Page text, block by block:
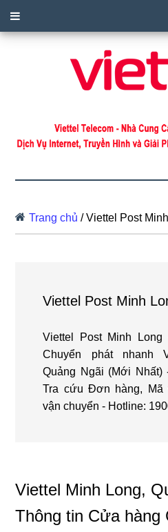
Trang chủ /Viettel Post
Viettel Post Minh
Viettel Post Minh
Chuyển phát nhanh
Quảng Ngãi (Mới Nhất)
Tra cứu Đơn hàng, Mã
vận chuyển - Hotline:
Viettel Minh Long,
Thông tin Cửa hàng